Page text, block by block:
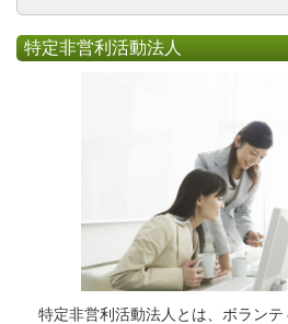
特定非営利活動法人
特定非営利活動法人とは、ボランテ